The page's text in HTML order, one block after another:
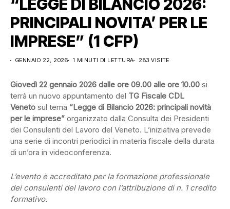
“LEGGE DI BILANCIO 2026:
PRINCIPALI NOVITA’ PER LE
IMPRESE” (1 CFP)
GENNAIO 22, 2026 1 MINUTI DI LETTURA 283 VISITE
Giovedì 22 gennaio 2026 dalle ore 09.00 alle ore 10.00 si
terrà un nuovo appuntamento del TG Fiscale CDL
Veneto sul tema “Legge di Bilancio 2026: principali novità
per le imprese” organizzato dalla Consulta dei Presidenti
dei Consulenti del Lavoro del Veneto. L’iniziativa prevede
una serie di incontri periodici in materia fiscale della durata
di un’ora in videoconferenza.
L’evento è accreditato per la formazione professionale
dei consulenti del lavoro con l’attribuzione di n. 1 credito
formativo.